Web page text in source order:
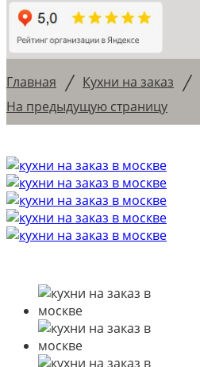
Главная / Кухни на заказ /
На предыдущую страницу